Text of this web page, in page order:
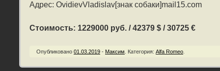
Адрес: OvidievVladislav[знак собаки]mail15.com
Стоимость: 1229000 руб. / 42379 $ / 30725 €
Опубликовано 01.03.2019 - Максим Категория: Alfa Romeo